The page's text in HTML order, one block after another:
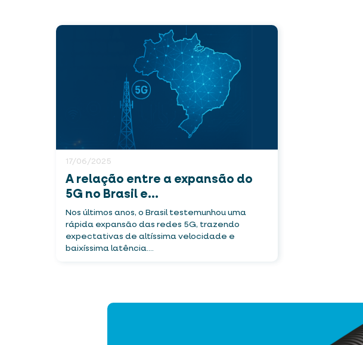
17/06/2025
A relação entre a expansão do
5G no Brasil e...
Nos últimos anos, o Brasil testemunhou uma
rápida expansão das redes 5G, trazendo
expectativas de altíssima velocidade e
baixíssima latência....